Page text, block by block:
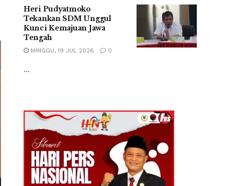
Heri Pudyatmoko
Tekankan SDM Unggul
Kunci Kemajuan Jawa
Tengah
MINGGU, 19 JUL 2026 0
...